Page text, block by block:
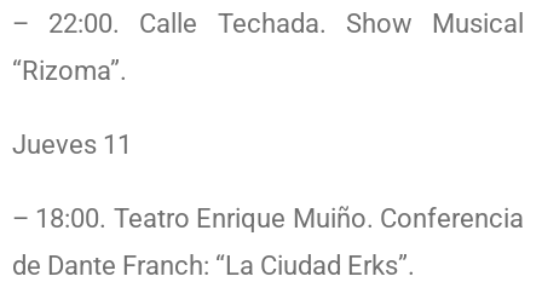
– 22:00. Calle Techada. Show Musical
“Rizoma”.
Jueves 11
– 18:00. Teatro Enrique Muiño. Conferencia
de Dante Franch: “La Ciudad Erks”.